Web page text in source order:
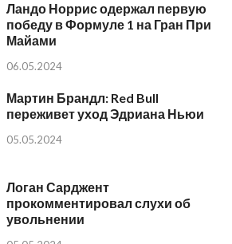
Ландо Норрис одержал первую
победу в Формуле 1 на Гран При
Майами
06.05.2024
Мартин Брандл: Red Bull
переживет уход Эдриана Ньюи
05.05.2024
Логан Сарджент
прокомментировал слухи об
увольнении